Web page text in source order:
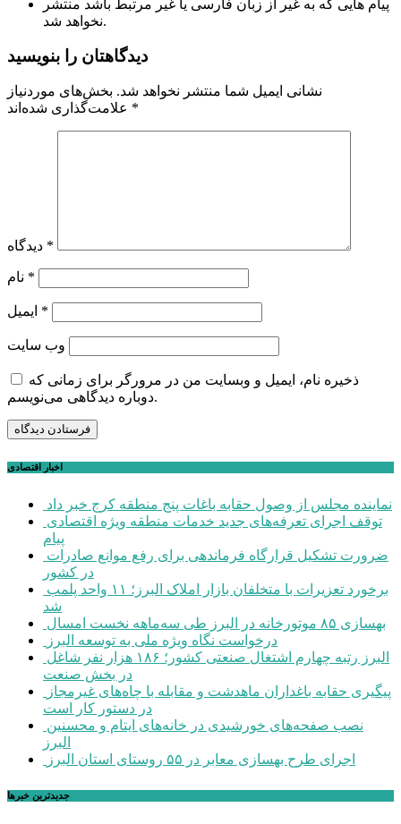
پیام هایی که به غیر از زبان فارسی یا غیر مرتبط باشد منتشر
نخواهد شد.
دیدگاهتان را بنویسید
نشانی ایمیل شما منتشر نخواهد شد. بخش‌های موردنیاز
*
*
*
*
وب‌ سایت
ذخیره نام، ایمیل و وبسایت من در مرورگر برای زمانی که
دوباره دیدگاهی می‌نویسم.
اخبار اقتصادی
نماینده مجلس از وصول حقابه باغات پنج منطقه کرج خبر داد
پیام
در کشور
شد
بهسازی ۸۵ موتورخانه در البرز طی سه‌ماهه نخست امسال
درخواست نگاه ویژه ملی به توسعه البرز
در بخش صنعت
در دستور کار است
البرز
اجرای طرح بهسازی معابر در ۵۵ روستای استان البرز
جديدترين خبرها